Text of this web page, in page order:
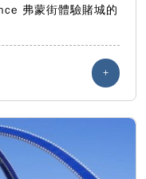
弗蒙街體驗賭城的
+